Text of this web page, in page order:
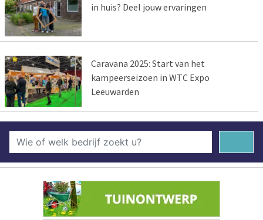
in huis? Deel jouw ervaringen
Caravana 2025: Start van het
kampeerseizoen in WTC Expo
Leeuwarden